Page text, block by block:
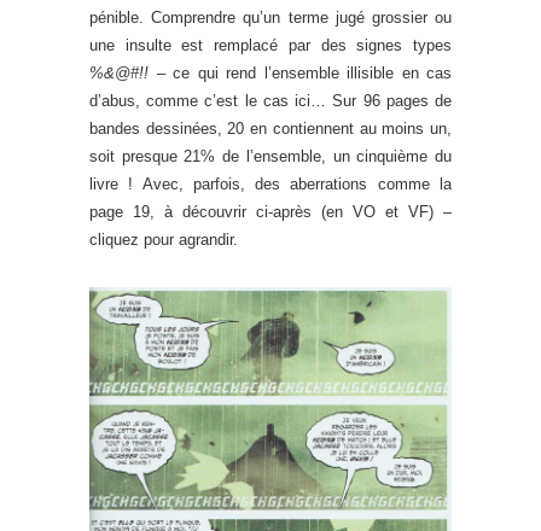
pénible. Comprendre qu’un terme jugé grossier ou
une insulte est remplacé par des signes types
%&@#!! – ce qui rend l’ensemble illisible en cas
d’abus, comme c’est le cas ici… Sur 96 pages de
bandes dessinées, 20 en contiennent au moins un,
soit presque 21% de l’ensemble, un cinquième du
livre ! Avec, parfois, des aberrations comme la
page 19, à découvrir ci-après (en VO et VF) –
cliquez pour agrandir.